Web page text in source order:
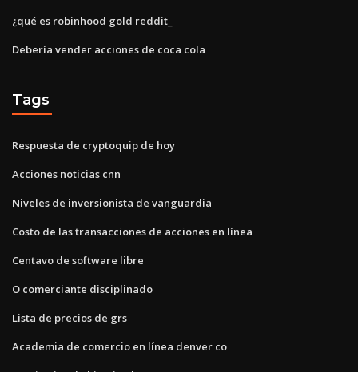
¿qué es robinhood gold reddit_
Debería vender acciones de coca cola
Tags
Respuesta de cryptoquip de hoy
Acciones noticias cnn
Niveles de inversionista de vanguardia
Costo de las transacciones de acciones en línea
Centavo de software libre
O comerciante disciplinado
Lista de precios de grs
Academia de comercio en línea denver co